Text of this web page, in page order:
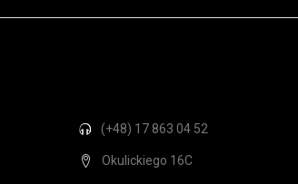
(+48) 17 863 04 52
Okulickiego 16C